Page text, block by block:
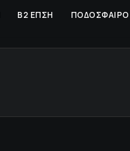
Β2 ΕΠΣΗ ΠΟΔΟΣΦΑΙΡΟ